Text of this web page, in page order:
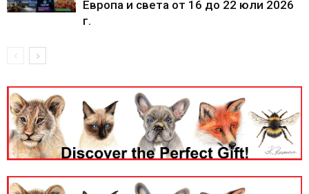
Европа и света от 16 до 22 юли 2026
г.